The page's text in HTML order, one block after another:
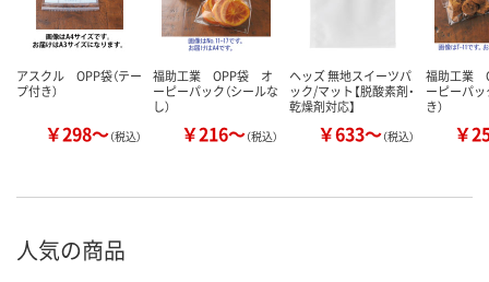
アスクル OPP袋（テー
プ付き）
￥298～（税込）
福助工業 OPP袋 オ
ーピーパック（シールな
し）
￥216～（税込）
ヘッズ 無地スイーツパ
ック/マット【脱酸素剤・
乾燥剤対応】
￥633～（税込）
福助工業
ーピーパッ
き）
￥
人気の商品